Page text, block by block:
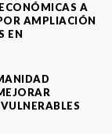
A
AMPLIACIÓN
EN